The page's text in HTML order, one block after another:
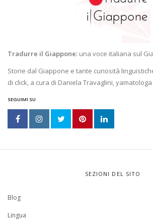
Tradurre il Giappone: una voce italiana sul
Storie dal Giappone e tante curiosità
di click, a cura di Daniela Travaglini,
SEGUIMI SU
SEZIONI DEL SITO
Blog
Lingua